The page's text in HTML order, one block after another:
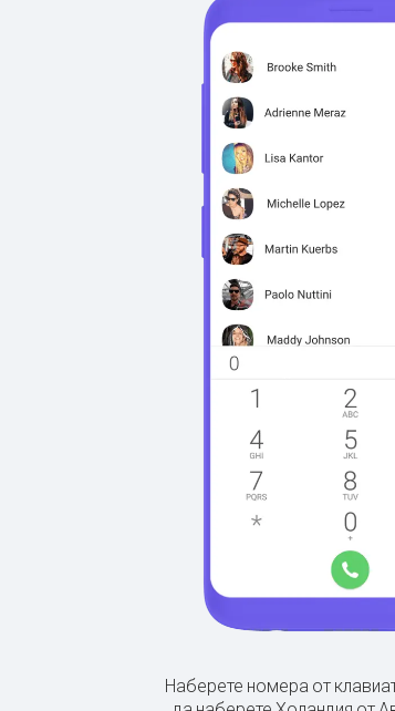
Наберете номера от